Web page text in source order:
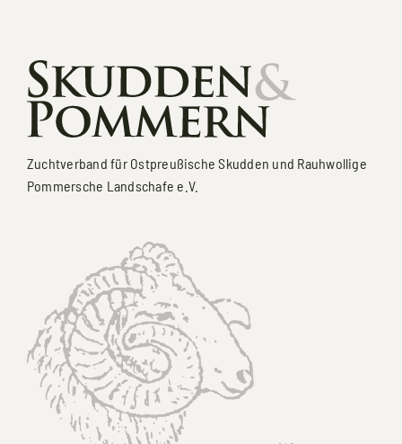
Zuchtverband für Ostpreußische Skudden und Rauhwollige
Pommersche Landschafe e.V.